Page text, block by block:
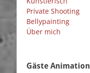
Private Shooting
Bellypainting
Über mich
Gäste Animation